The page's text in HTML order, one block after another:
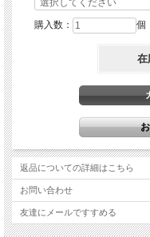
りますのでご注意ください。
※レンジ使用中の吹きこぼれと
どされませんようにお取り扱いに
化粧土を自作の道具で大胆に「
この刷毛目という技法はいろい
呼ばれる古い萩焼にもその作品
しっかり乾燥させてから素焼き
赤みの部分は「窯変(ようへん)」
合もあれば少なめでおとなしい
土」とも言い刷毛目を施すこと
…
購入数： 個
在
返品についての詳細はこちら
お問い合わせ
友達にメールですすめる